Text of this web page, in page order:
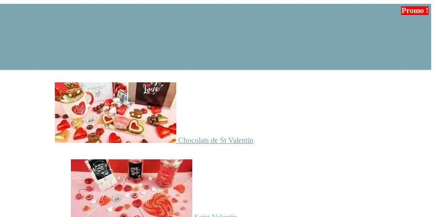
Chocolats de St Valentin
Promo !